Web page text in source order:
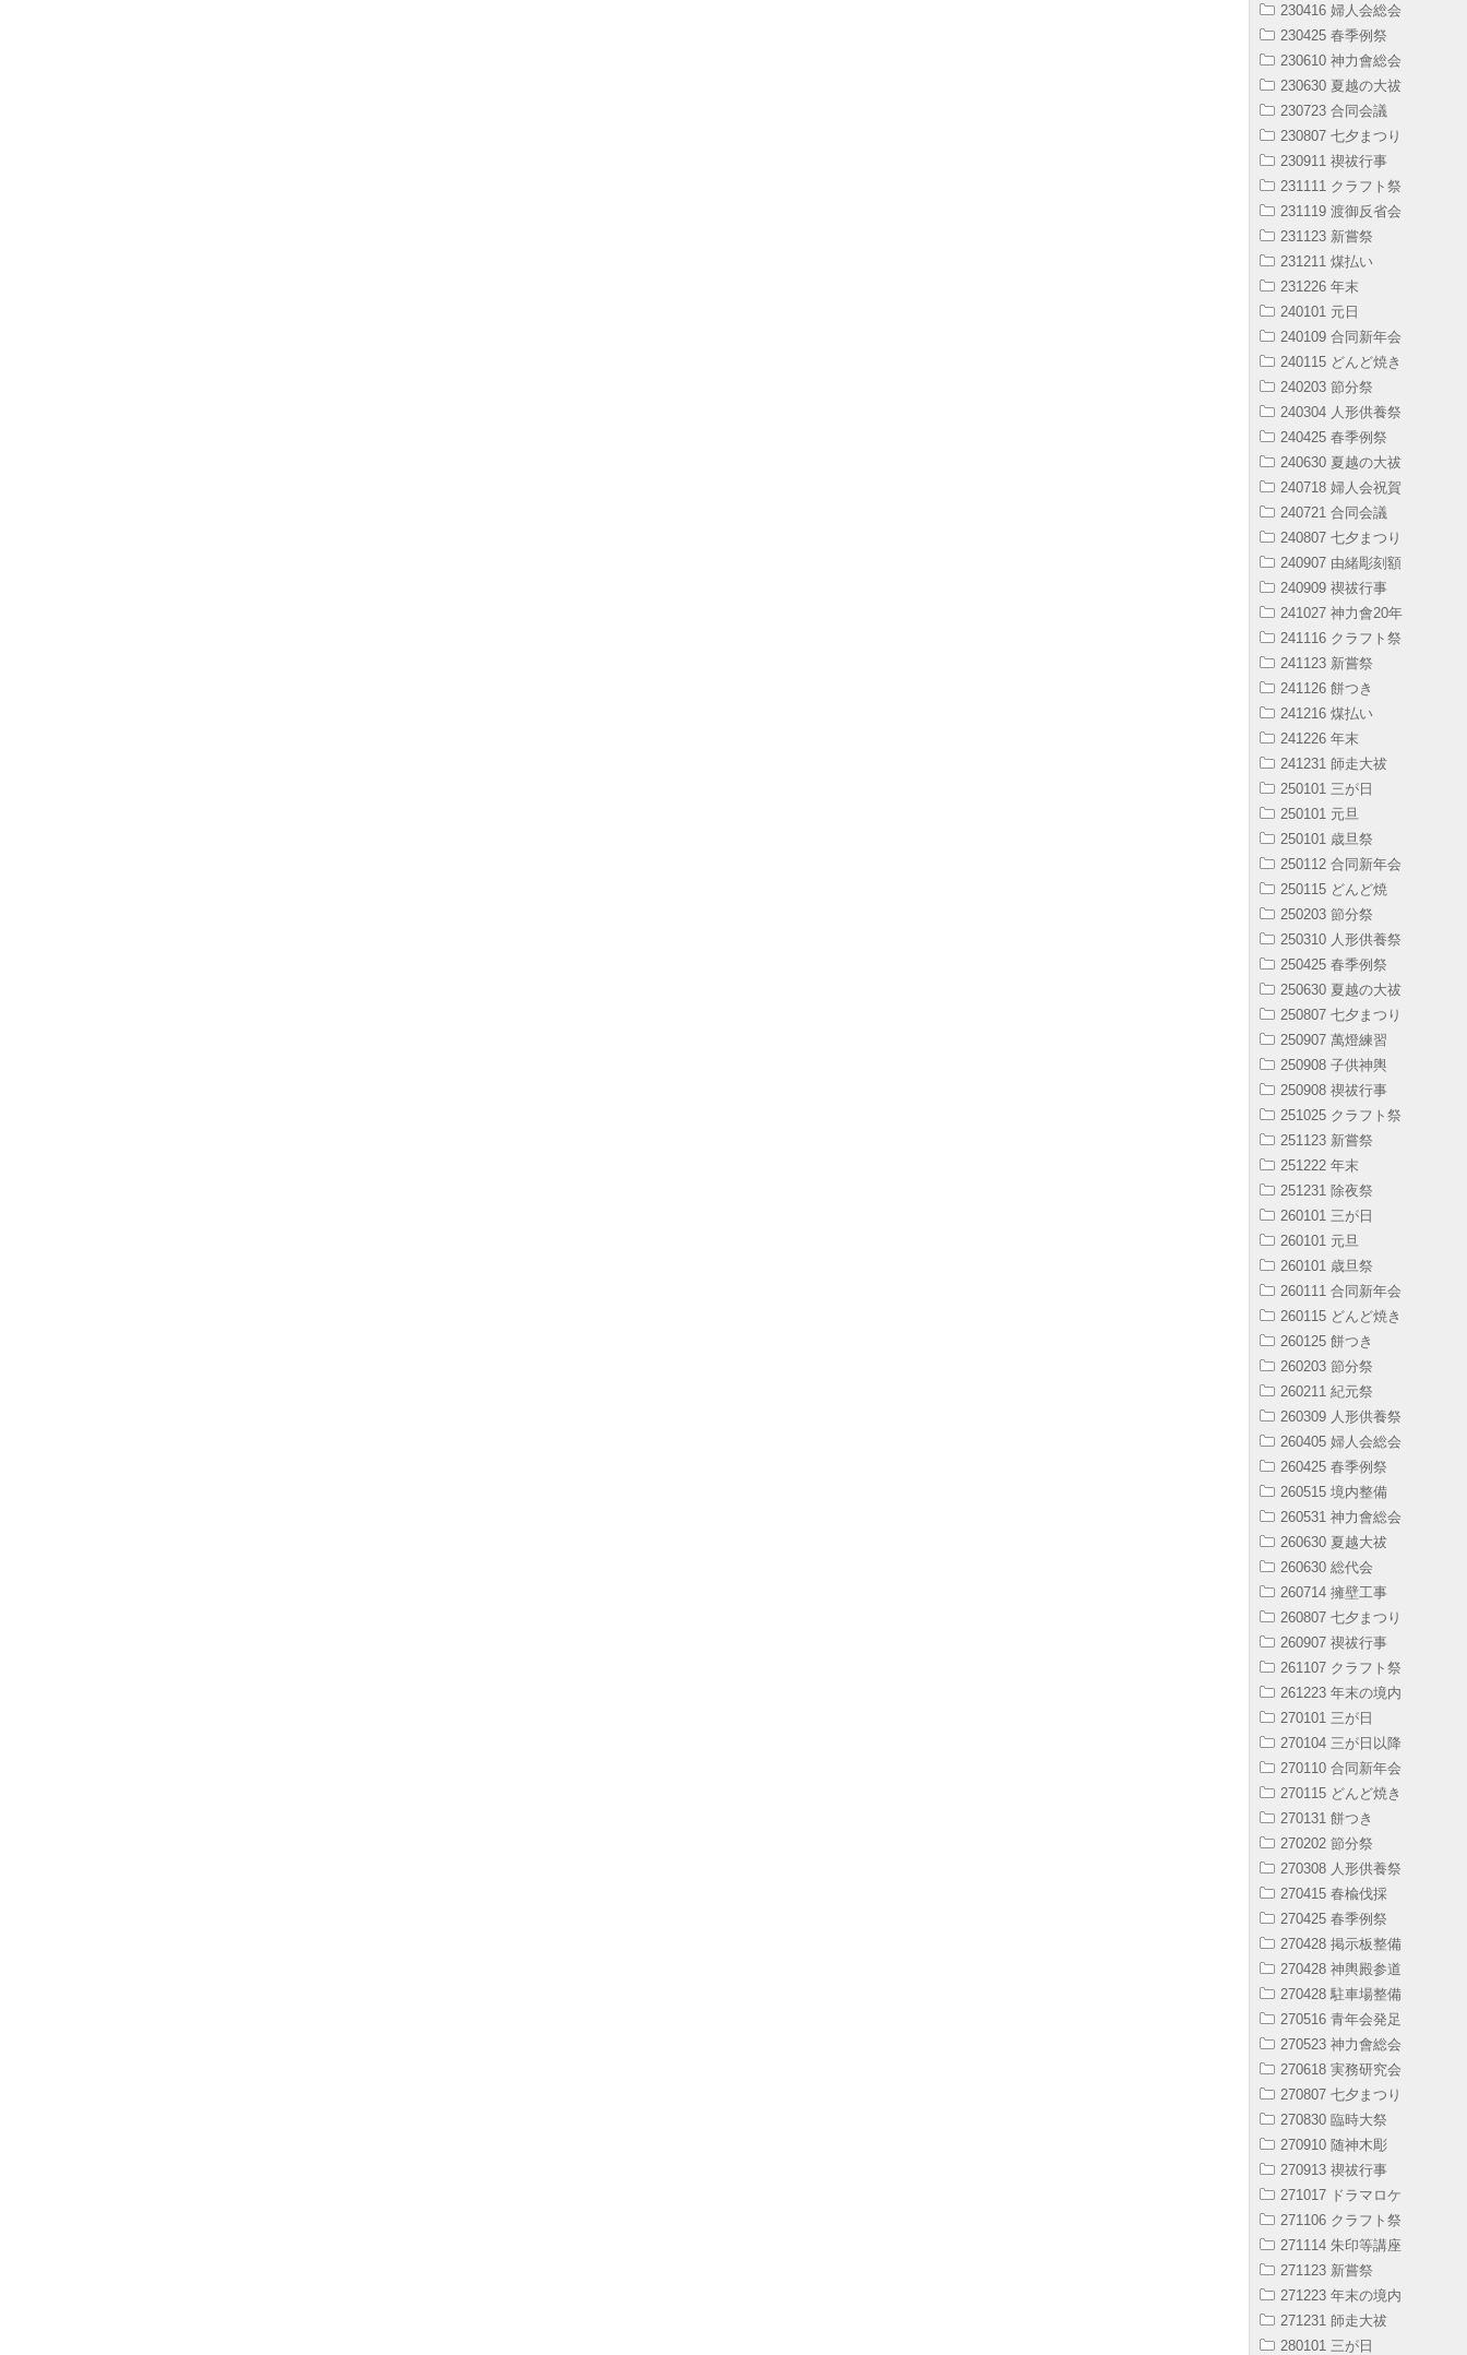
230416 婦人会総会
230425 春季例祭
230610 神力會総会
230630 夏越の大祓
230723 合同会議
230807 七夕まつり
230911 禊祓行事
231111 クラフト祭
231119 渡御反省会
231123 新嘗祭
231211 煤払い
231226 年末
240101 元日
240109 合同新年会
240115 どんど焼き
240203 節分祭
240304 人形供養祭
240425 春季例祭
240630 夏越の大祓
240718 婦人会祝賀
240721 合同会議
240807 七夕まつり
240907 由緒彫刻額
240909 禊祓行事
241027 神力會20年
241116 クラフト祭
241123 新嘗祭
241126 餅つき
241216 煤払い
241226 年末
241231 師走大祓
250101 三が日
250101 元旦
250101 歳旦祭
250112 合同新年会
250115 どんど焼
250203 節分祭
250310 人形供養祭
250425 春季例祭
250630 夏越の大祓
250807 七夕まつり
250907 萬燈練習
250908 子供神輿
250908 禊祓行事
251025 クラフト祭
251123 新嘗祭
251222 年末
251231 除夜祭
260101 三が日
260101 元旦
260101 歳旦祭
260111 合同新年会
260115 どんど焼き
260125 餅つき
260203 節分祭
260211 紀元祭
260309 人形供養祭
260405 婦人会総会
260425 春季例祭
260515 境内整備
260531 神力會総会
260630 夏越大祓
260630 総代会
260714 擁壁工事
260807 七夕まつり
260907 禊祓行事
261107 クラフト祭
261223 年末の境内
270101 三が日
270104 三が日以降
270110 合同新年会
270115 どんど焼き
270131 餅つき
270202 節分祭
270308 人形供養祭
270415 春楡伐採
270425 春季例祭
270428 掲示板整備
270428 神輿殿参道
270428 駐車場整備
270516 青年会発足
270523 神力會総会
270618 実務研究会
270807 七夕まつり
270830 臨時大祭
270910 随神木彫
270913 禊祓行事
271017 ドラマロケ
271106 クラフト祭
271114 朱印等講座
271123 新嘗祭
271223 年末の境内
271231 師走大祓
280101 三が日